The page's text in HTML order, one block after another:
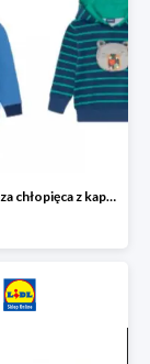
LUPILU® Bluza chłopięca z kapturem